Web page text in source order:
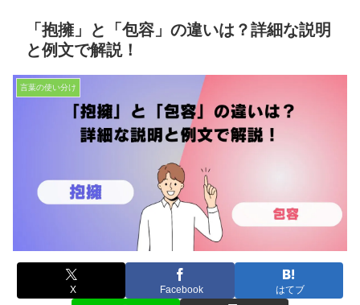
「抱擁」と「包容」の違いは？詳細な説明
と例文で解説！
言葉の使い分け
X Facebook はてブ